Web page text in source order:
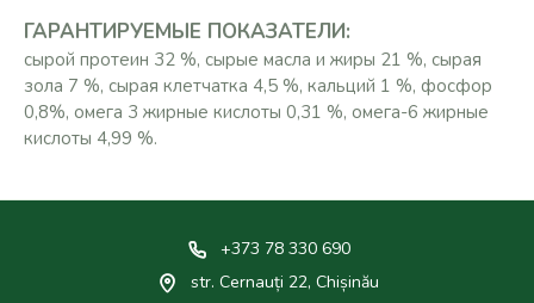
ГАРАНТИРУЕМЫЕ ПОКАЗАТЕЛИ:
сырой протеин 32 %, сырые масла и жиры 21 %, сырая
зола 7 %, сырая клетчатка 4,5 %, кальций 1 %, фосфор
0,8%, омега 3 жирные кислоты 0,31 %, омега-6 жирные
кислоты 4,99 %.
+373 78 330 690
str. Cernauți 22, Chișinău